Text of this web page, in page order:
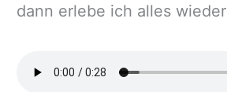
dann erlebe ich alles wieder